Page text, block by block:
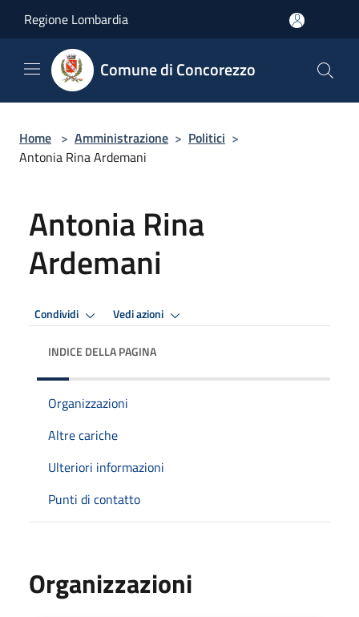
Regione Lombardia
Comune di Concorezzo
Home > Amministrazione > Politici >
Antonia Rina Ardemani
Antonia Rina
Ardemani
Condividi Vedi azioni
INDICE DELLA PAGINA
Organizzazioni
Altre cariche
Ulteriori informazioni
Punti di contatto
Organizzazioni